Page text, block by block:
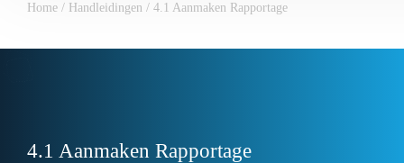
Home / Handleidingen / 4.1 Aanmaken Rapportage
4.1 Aanmaken Rapportage